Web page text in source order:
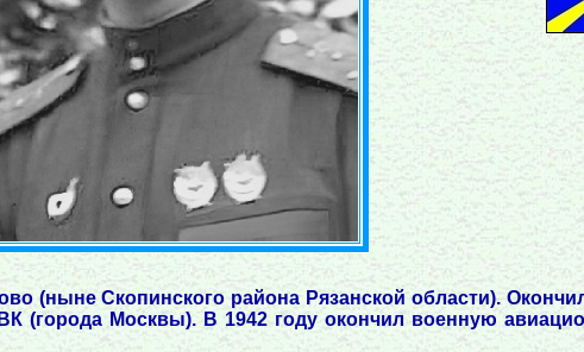
(ныне Скопинского района Рязанской области).
(города Москвы). В 1942 году окончил военную